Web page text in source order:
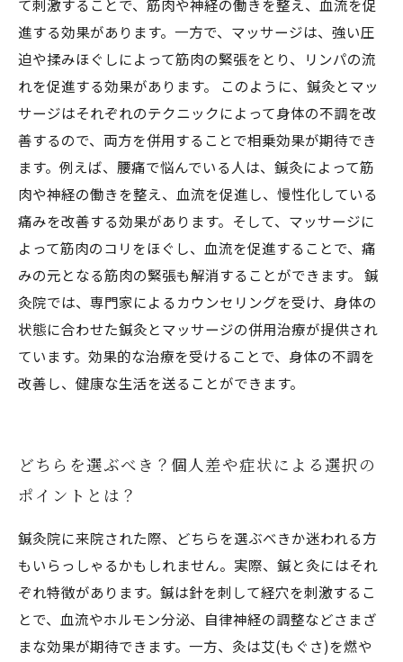
て刺激することで、筋肉や神経の働きを整え、血流を促
進する効果があります。一方で、マッサージは、強い圧
迫や揉みほぐしによって筋肉の緊張をとり、リンパの流
れを促進する効果があります。 このように、鍼灸とマッ
サージはそれぞれのテクニックによって身体の不調を改
善するので、両方を併用することで相乗効果が期待でき
ます。例えば、腰痛で悩んでいる人は、鍼灸によって筋
肉や神経の働きを整え、血流を促進し、慢性化している
痛みを改善する効果があります。そして、マッサージに
よって筋肉のコリをほぐし、血流を促進することで、痛
みの元となる筋肉の緊張も解消することができます。 鍼
灸院では、専門家によるカウンセリングを受け、身体の
状態に合わせた鍼灸とマッサージの併用治療が提供され
ています。効果的な治療を受けることで、身体の不調を
改善し、健康な生活を送ることができます。
どちらを選ぶべき？個人差や症状による選択の
ポイントとは？
鍼灸院に来院された際、どちらを選ぶべきか迷われる方
もいらっしゃるかもしれません。実際、鍼と灸にはそれ
ぞれ特徴があります。鍼は針を刺して経穴を刺激するこ
とで、血流やホルモン分泌、自律神経の調整などさまざ
まな効果が期待できます。一方、灸は艾(もぐさ)を燃や